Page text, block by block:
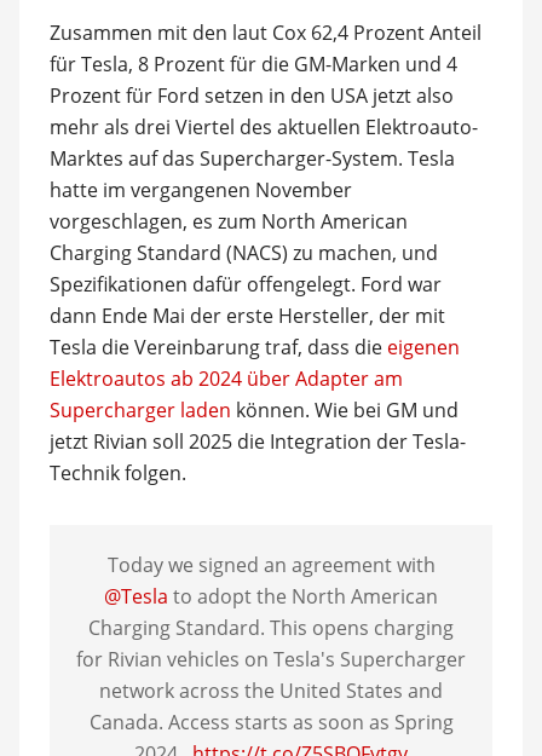
Zusammen mit den laut Cox 62,4 Prozent Anteil
für Tesla, 8 Prozent für die GM-Marken und 4
Prozent für Ford setzen in den USA jetzt also
mehr als drei Viertel des aktuellen Elektroauto-
Marktes auf das Supercharger-System. Tesla
hatte im vergangenen November
vorgeschlagen, es zum North American
Charging Standard (NACS) zu machen, und
Spezifikationen dafür offengelegt. Ford war
dann Ende Mai der erste Hersteller, der mit
Tesla die Vereinbarung traf, dass die eigenen
Elektroautos ab 2024 über Adapter am
Supercharger laden können. Wie bei GM und
jetzt Rivian soll 2025 die Integration der Tesla-
Technik folgen.
Today we signed an agreement with
@Tesla to adopt the North American
Charging Standard. This opens charging
for Rivian vehicles on Tesla's Supercharger
network across the United States and
Canada. Access starts as soon as Spring